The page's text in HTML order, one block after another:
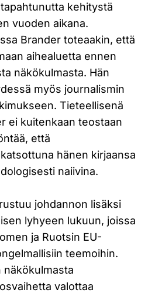
kehitystä
vuoden aikana.
Brander toteaakin, että
aihealuetta ennen
näkökulmasta. Hän
myös journalismin
Tieteellisenä
ei kuitenkaan teostaan
että
hänen kirjaansa
naiivina.
johdannon lisäksi
lyhyeen lukuun, joissa
ja Ruotsin EU-
teemoihin.
valottaa